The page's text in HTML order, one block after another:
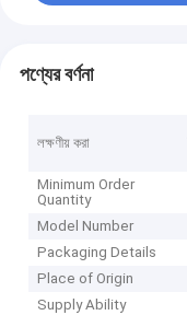
পণ্যের বর্ণনা
লক্ষণীয় করা
Minimum Order
Quantity
Model Number
Packaging Details
Place of Origin
Supply Ability